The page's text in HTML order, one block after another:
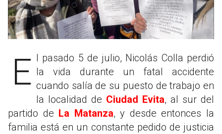
El pasado 5 de julio, Nicolás Colla perdió la vida durante un fatal accidente
cuando salía de su puesto de trabajo en
la localidad de Ciudad Evita, al sur del
partido de La Matanza, y desde entonces la
familia está en un constante pedido de justicia